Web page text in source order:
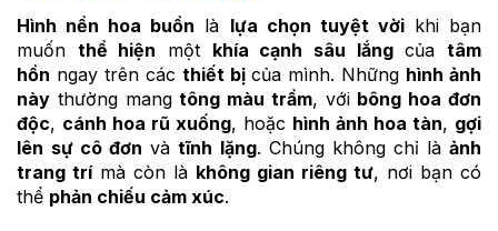
Hình nền hoa buồn là lựa chọn tuyệt vờikhi bạn
muốn thể hiện một khía cạnh sâu lắngcủatâm
hồn ngay trên các thiết bịcủa mình. Những hình ảnh
này thường mangtông màu trầm, với bông hoa đơn
độc, cánh hoa rũ xuống, hoặc hình ảnh hoa tàn, gợi
lên sự cô đơn vàtĩnh lặng. Chúng không chỉ làảnh
trang trímà còn là không gian riêng tư, nơi bạn có
thể phản chiếu cảm xúc.